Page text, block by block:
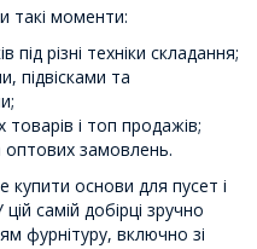
такі моменти:
різні техніки складання;
підвісками та
товарів і топ продажів;
оптових замовлень.
основи для пусет і
самій добірці зручно
фурнітуру, включно зі